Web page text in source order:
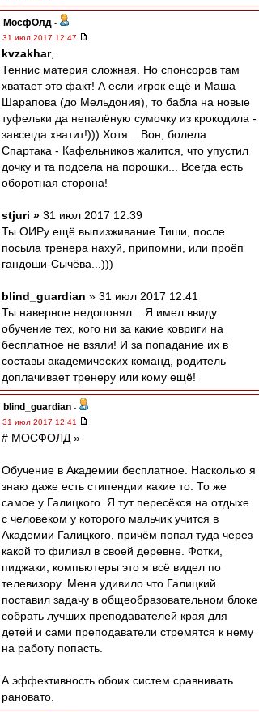
МосфОлд -
31 июл 2017 12:47
kvzakhar,
Теннис материя сложная. Но спонсоров там
хватает это факт! А если игрок ещё и Маша
Шарапова (до Мельдония), то бабла на новые
туфельки да непалёную сумочку из крокодила -
завсегда хватит!))) Хотя... Вон, болела
Спартака - Кафельников жалится, что упустил
дочку и та подсела на порошки... Всегда есть
оборотная сторона!
stjuri » 31 июл 2017 12:39
Ты ОИРу ещё выпизживание Тиши, после
посыла тренера нахуй, припомни, или проёп
гандоши-Сычёва...)))
blind_guardian » 31 июл 2017 12:41
Ты наверное недопонял... Я имел ввиду
обучение тех, кого ни за какие ковриги на
бесплатное не взяли! И за попадание их в
составы академических команд, родитель
доплачивает тренеру или кому ещё!
blind_guardian -
31 июл 2017 12:41
# МОСФОЛД »
Обучение в Академии бесплатное. Насколько я
знаю даже есть стипендии какие то. То же
самое у Галицкого. Я тут пересёкся на отдыхе
с человеком у которого мальчик учится в
Академии Галицкого, причём попал туда через
какой то филиал в своей деревне. Фотки,
пиджаки, компьютеры это я всё видел по
телевизору. Меня удивило что Галицкий
поставил задачу в общеобразовательном блоке
собрать лучших преподавателей края для
детей и сами преподаватели стремятся к нему
на работу попасть.
А эффективность обоих систем сравнивать
рановато.